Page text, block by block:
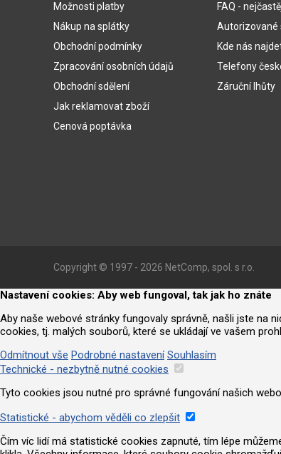
Možnosti platby
Nákup na splátky
Obchodní podmínky
Zpracování osobních údajů
Obchodní sdělení
Jak reklamovat zboží
Cenová poptávka
FAQ -
Autorizované
Kde nás
Telefony
Záruční lhůty
Copyright © 1997 - 2026 NetComp, spol. s r.o.
Nastavení cookies: Aby web fungoval, tak jak ho znáte
Aby naše webové stránky fungovaly správně, našli jste na
cookies, tj. malých souborů, které se ukládají ve vašem
Odmítnout vše Podrobné nastavení Souhlasím
Technické - nezbytně nutné cookies
Tyto cookies jsou nutné pro správné fungování našich
Statistické - abychom věděli co zlepšit
Čím víc lidí má statistické cookies zapnuté, tím lépe